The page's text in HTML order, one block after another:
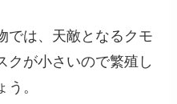
では、天敵となるクモ
クが小さいので繁殖し
。